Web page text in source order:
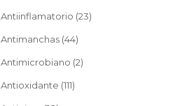
Antiinflamatorio (23)
Antimanchas (44)
Antimicrobiano (2)
Antioxidante (111)